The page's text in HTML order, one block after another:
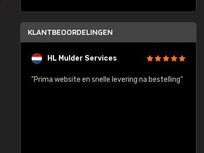
KLANTBEOORDELINGEN
HL Mulder Services
"Prima website en snelle levering na bestelling"